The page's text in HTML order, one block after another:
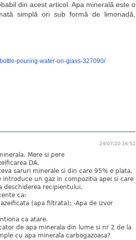
din acest articol. Apa minerală este o
simplă ori sub formă de limonadă,
pouring-water-on-glass-327090/
24/07/20 16:52
Mere si pere
DA.
saruri minerale si din care 95% e plata.
un gaz in compozitia apei si care
deschiderea recipientului.
ca:
(apa filtrata); -Apa de izvor
ca atare.
de apa minerala din lume si nr 2 de la
cu apa minerala carbogazoasa?